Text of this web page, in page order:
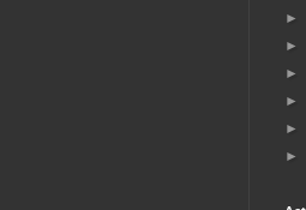
►
►
►
►
►
►